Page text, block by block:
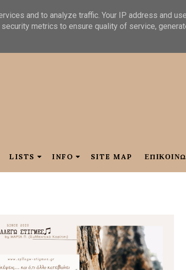
LISTS INFO SITE MAP
and to analyze traffic. Your IP address and
metrics to ensure quality of service,